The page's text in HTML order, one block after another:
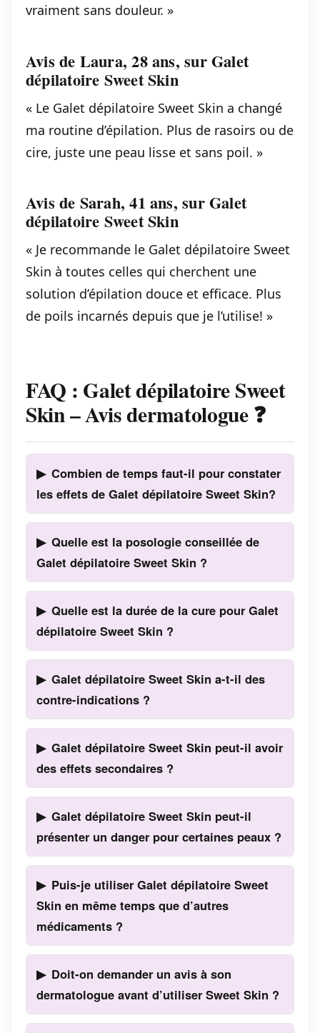
vraiment sans douleur. »
Avis de Laura, 28 ans, sur Galet
dépilatoire Sweet Skin
« Le Galet dépilatoire Sweet Skin a changé
ma routine d’épilation. Plus de rasoirs ou de
cire, juste une peau lisse et sans poil. »
Avis de Sarah, 41 ans, sur Galet
dépilatoire Sweet Skin
« Je recommande le Galet dépilatoire Sweet
Skin à toutes celles qui cherchent une
solution d’épilation douce et efficace. Plus
de poils incarnés depuis que je l’utilise! »
FAQ : Galet dépilatoire Sweet
Skin – Avis dermatologue ❓
Combien de temps faut-il pour constater
les effets de Galet dépilatoire Sweet Skin?
Quelle est la posologie conseillée de
Galet dépilatoire Sweet Skin ?
Quelle est la durée de la cure pour Galet
dépilatoire Sweet Skin ?
Galet dépilatoire Sweet Skin a-t-il des
contre-indications ?
Galet dépilatoire Sweet Skin peut-il avoir
des effets secondaires ?
Galet dépilatoire Sweet Skin peut-il
présenter un danger pour certaines peaux ?
Puis-je utiliser Galet dépilatoire Sweet
Skin en même temps que d’autres
médicaments ?
Doit-on demander un avis à son
dermatologue avant d’utiliser Sweet Skin ?